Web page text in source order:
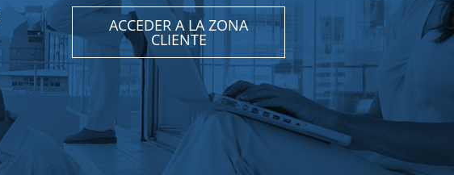
ACCEDER A LA ZONA
CLIENTE